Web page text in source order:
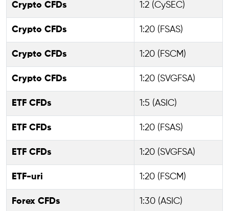
Crypto CFDs 1:2 (CySEC)
Crypto CFDs 1:20 (FSAS)
Crypto CFDs 1:20 (FSCM)
Crypto CFDs 1:20 (SVGFSA)
ETF CFDs 1:5 (ASIC)
ETF CFDs 1:20 (FSAS)
ETF CFDs 1:20 (SVGFSA)
ETF-uri 1:20 (FSCM)
Forex CFDs 1:30 (ASIC)